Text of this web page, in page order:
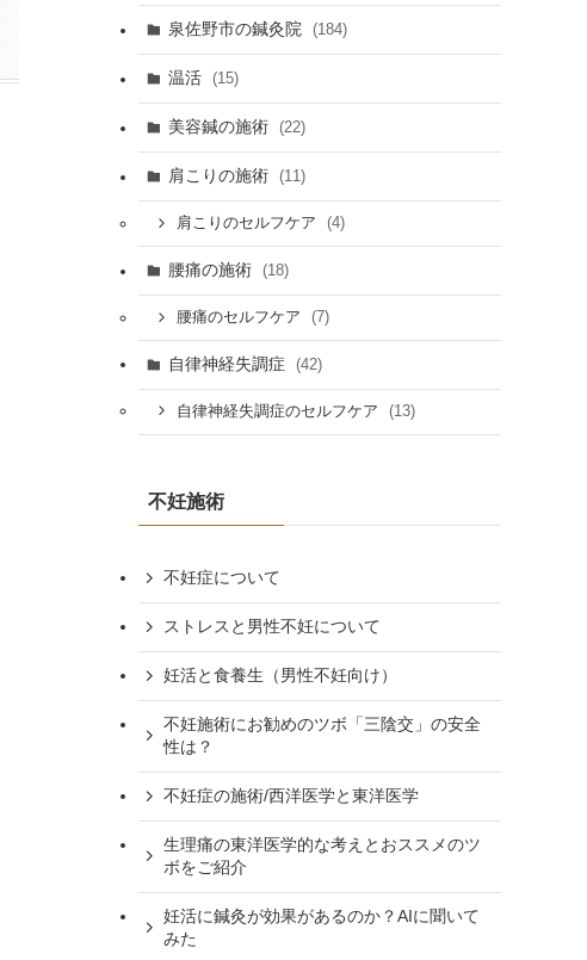
泉佐野市の鍼灸院 (184)
温活 (15)
美容鍼の施術 (22)
肩こりの施術 (11)
肩こりのセルフケア (4)
腰痛の施術 (18)
腰痛のセルフケア (7)
自律神経失調症 (42)
自律神経失調症のセルフケア (13)
不妊施術
不妊症について
ストレスと男性不妊について
妊活と食養生（男性不妊向け）
不妊施術にお勧めのツボ「三陰交」の安全
性は？
不妊症の施術/西洋医学と東洋医学
生理痛の東洋医学的な考えとおススメのツ
ボをご紹介
妊活に鍼灸が効果があるのか？AIに聞いて
みた